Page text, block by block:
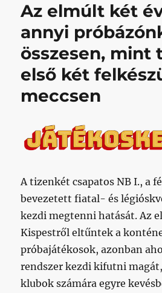
Az elmúlt két
annyi
összesen, mint
első két
meccsen
A tizenkét csapatos NB I., a
bevezetett fiatal- és
kezdi megtenni hatását. Az
Kispestről eltűntek a
próbajátékosok, azonban
rendszer kezdi kifutni
klubok számára egyre